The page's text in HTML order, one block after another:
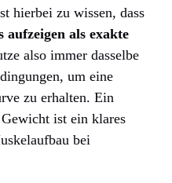
hierbei zu wissen, dass
aufzeigen als exakte
also immer dasselbe
um eine
zu erhalten. Ein
ist ein klares
bei